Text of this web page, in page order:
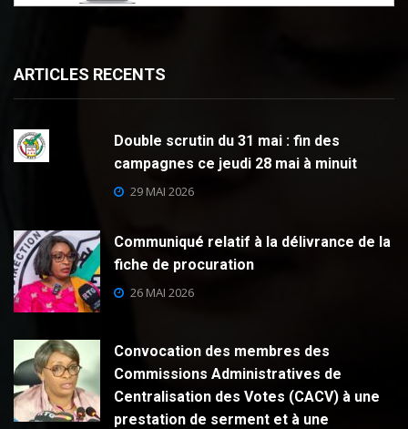
ARTICLES RECENTS
Double scrutin du 31 mai : fin des
campagnes ce jeudi 28 mai à minuit
29 MAI 2026
Communiqué relatif à la délivrance de la
fiche de procuration
26 MAI 2026
Convocation des membres des
Commissions Administratives de
Centralisation des Votes (CACV) à une
prestation de serment et à une